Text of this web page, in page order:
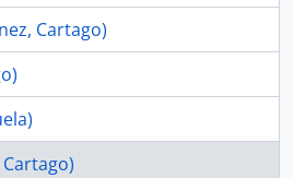
Cartago)